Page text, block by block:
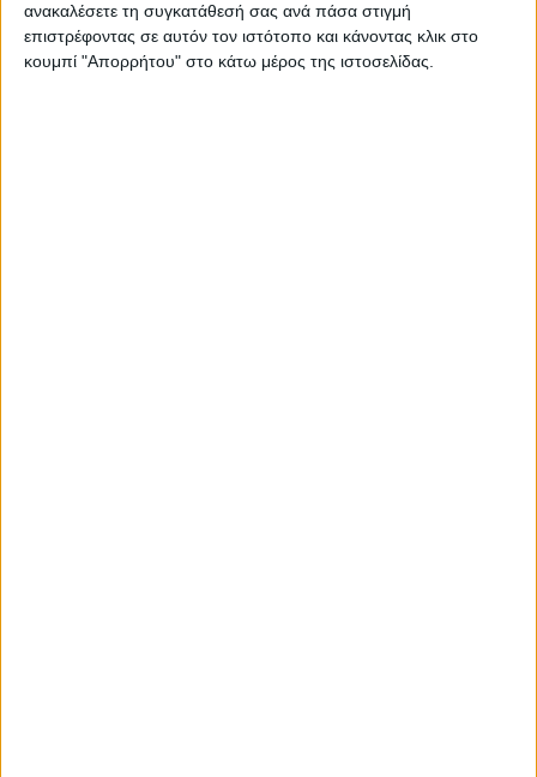
ανακαλέσετε τη συγκατάθεσή σας ανά πάσα στιγμή
επιστρέφοντας σε αυτόν τον ιστότοπο και κάνοντας κλικ στο
κουμπί "Απορρήτου" στο κάτω μέρος της ιστοσελίδας.